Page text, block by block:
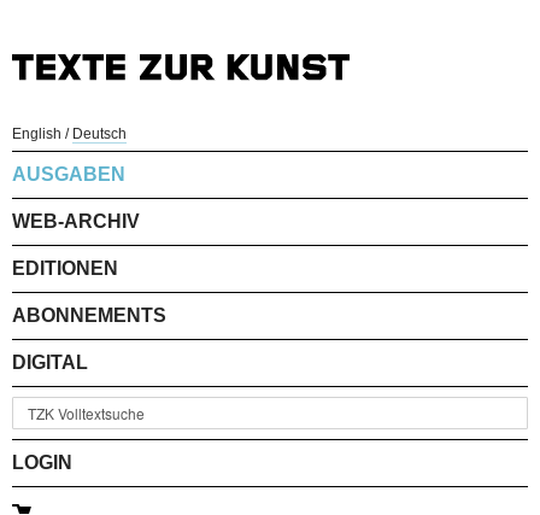
English / Deutsch
AUSGABEN
WEB-ARCHIV
EDITIONEN
ABONNEMENTS
DIGITAL
LOGIN